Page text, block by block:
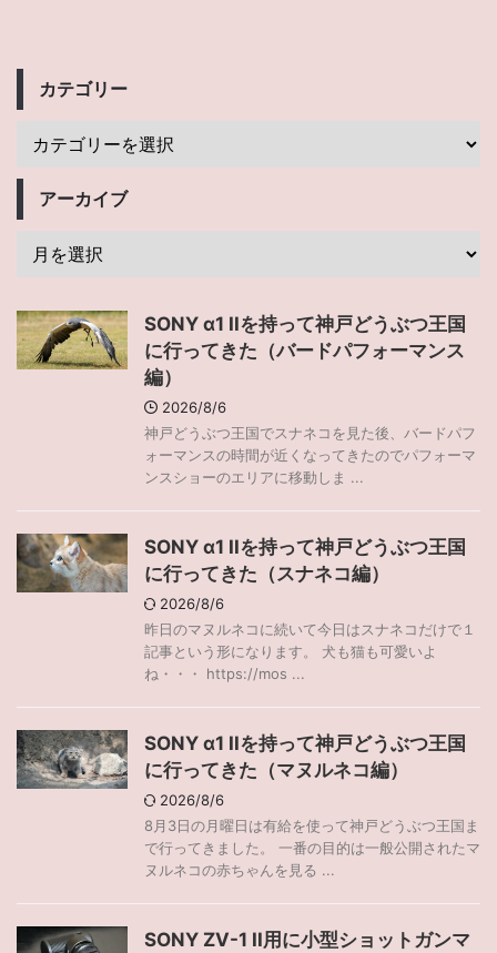
カテゴリー
アーカイブ
SONY α1 IIを持って神戸どうぶつ王国
に行ってきた（バードパフォーマンス
編）
2026/8/6
神戸どうぶつ王国でスナネコを見た後、バードパフ
ォーマンスの時間が近くなってきたのでパフォーマ
ンスショーのエリアに移動しま ...
SONY α1 IIを持って神戸どうぶつ王国
に行ってきた（スナネコ編）
2026/8/6
昨日のマヌルネコに続いて今日はスナネコだけで１
記事という形になります。 犬も猫も可愛いよ
ね・・・ https://mos ...
SONY α1 IIを持って神戸どうぶつ王国
に行ってきた（マヌルネコ編）
2026/8/6
8月3日の月曜日は有給を使って神戸どうぶつ王国ま
で行ってきました。 一番の目的は一般公開されたマ
ヌルネコの赤ちゃんを見る ...
SONY ZV-1 II用に小型ショットガンマ